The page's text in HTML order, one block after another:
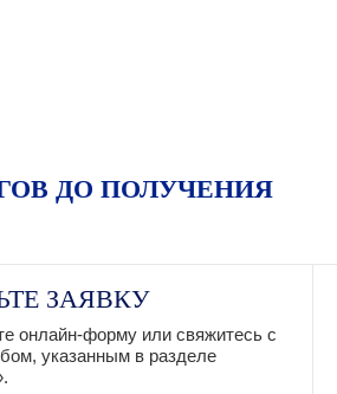
ДО ПОЛУЧЕНИЯ
ЗАЯВКУ
онлайн-форму или свяжитесь с
указанным в разделе